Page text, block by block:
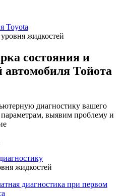
Toyota
жидкостей
состояния и
автомобиля Тойота
диагностику вашего
выявим проблему и